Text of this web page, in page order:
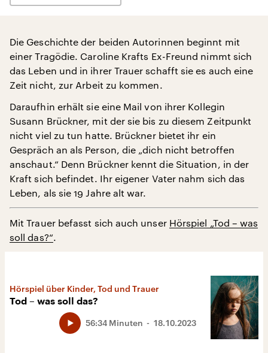
Die Geschichte der beiden Autorinnen beginnt mit
einer Tragödie. Caroline Krafts Ex-Freund nimmt sich
das Leben und in ihrer Trauer schafft sie es auch eine
Zeit nicht, zur Arbeit zu kommen.
Daraufhin erhält sie eine Mail von ihrer Kollegin
Susann Brückner, mit der sie bis zu diesem Zeitpunkt
nicht viel zu tun hatte. Brückner bietet ihr ein
Gespräch an als Person, die „dich nicht betroffen
anschaut.“ Denn Brückner kennt die Situation, in der
Kraft sich befindet. Ihr eigener Vater nahm sich das
Leben, als sie 19 Jahre alt war.
Mit Trauer befasst sich auch unser Hörspiel „Tod – was
soll das?“.
Hörspiel über Kinder, Tod und Trauer
Tod – was soll das?
18.10.2023
56:34 Minuten